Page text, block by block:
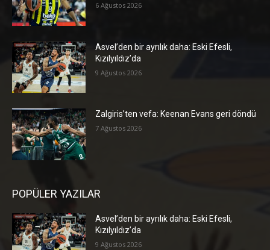
6 Ağustos 2026
Asvel’den bir ayrılık daha: Eski Efesli,
Kızılyıldız’da
9 Ağustos 2026
Zalgiris’ten vefa: Keenan Evans geri döndü
7 Ağustos 2026
POPÜLER YAZILAR
Asvel’den bir ayrılık daha: Eski Efesli,
Kızılyıldız’da
9 Ağustos 2026